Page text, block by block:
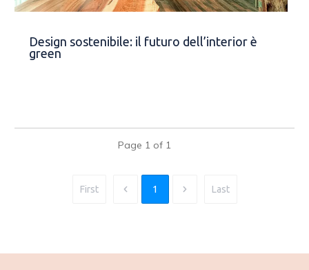
Design sostenibile: il futuro dell’interior è
green
Page 1 of 1
First 1 Last